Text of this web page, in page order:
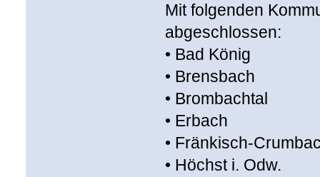
Mit folgenden
abgeschlossen:
• Bad König
• Brensbach
• Brombachtal
• Erbach
• Fränkisch-
• Höchst i. Odw.